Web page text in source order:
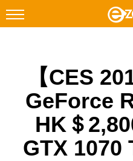
Facebook Instagram
科技焦點
網絡生活
遊戲動漫
【CES
GeForce
HK＄
GTX 1070